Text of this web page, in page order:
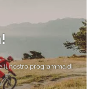
il nostro programma di